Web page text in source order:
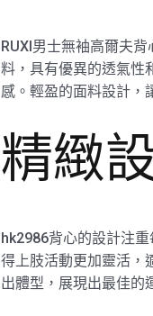
RUXI男士無袖高爾夫
料，具有優異的透氣性
感。輕盈的面料設計，
精緻
hk2986背心的設計注
得上肢活動更加靈活，
出體型，展現出最佳的